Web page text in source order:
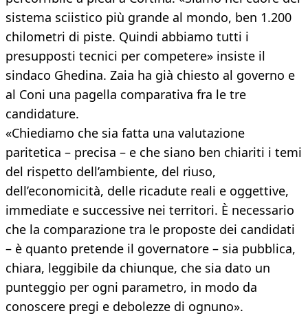
sistema sciistico più grande al mondo, ben 1.200
chilometri di piste. Quindi abbiamo tutti i
presupposti tecnici per competere» insiste il
sindaco Ghedina. Zaia ha già chiesto al governo e
al Coni una pagella comparativa fra le tre
candidature.
«Chiediamo che sia fatta una valutazione
paritetica – precisa – e che siano ben chiariti i temi
del rispetto dell’ambiente, del riuso,
dell’economicità, delle ricadute reali e oggettive,
immediate e successive nei territori. È necessario
che la comparazione tra le proposte dei candidati
– è quanto pretende il governatore – sia pubblica,
chiara, leggibile da chiunque, che sia dato un
punteggio per ogni parametro, in modo da
conoscere pregi e debolezze di ognuno».